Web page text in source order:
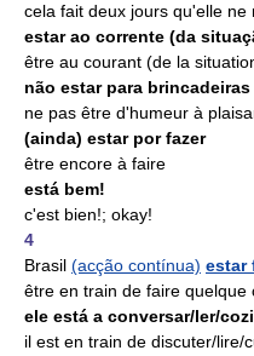
cela fait deux jours qu'elle ne
estar ao corrente (da
être au courant (de la
não estar para brincadeiras
ne pas être d'humeur à
(ainda) estar por fazer
être encore à faire
está bem!
c'est bien!; okay!
4
Brasil (acção contínua) estar
être en train de faire quelque
ele está a conversar/ler/
il est en train de discuter/lire/